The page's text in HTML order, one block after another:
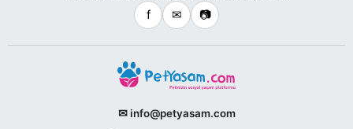
f ✉ 📷
✉ info@petyasam.com